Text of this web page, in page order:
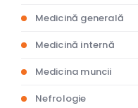
Medicină generală
Medicină internă
Medicina muncii
Nefrologie